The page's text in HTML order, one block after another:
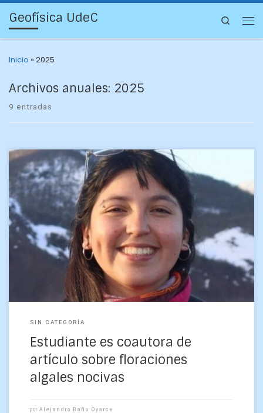
Geofísica UdeC Search
Inicio »2025
Archivos anuales: 2025
9 entradas
Un estudio acerca de las “capas finas de fitoplancton
tóxico”, publicado en la revista chilena de acuicultura
Versión Diferente, tuvo la coautoría de la estudiante […]
SIN CATEGORÍA
Estudiante es coautora de
artículo sobre floraciones
algales nocivas
por Alejandro Baño Oyarce